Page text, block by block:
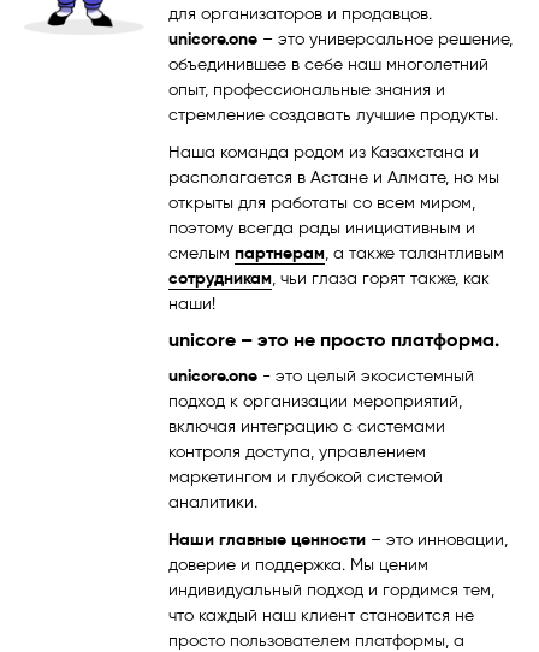
для организаторов и продавцов.
unicore.one – это универсальное решение,
объединившее в себе наш многолетний
опыт, профессиональные знания и
стремление создавать лучшие продукты.
Наша команда родом из Казахстана и
располагается в Астане и Алмате, но мы
открыты для работаты со всем миром,
поэтому всегда рады инициативным и
смелым партнерам, а также талантливым
сотрудникам, чьи глаза горят также, как
наши!
unicore – это не просто платформа.
unicore.one - это целый экосистемный
подход к организации мероприятий,
включая интеграцию с системами
контроля доступа, управлением
маркетингом и глубокой системой
аналитики.
Наши главные ценности – это инновации,
доверие и поддержка. Мы ценим
индивидуальный подход и гордимся тем,
что каждый наш клиент становится не
просто пользователем платформы, а